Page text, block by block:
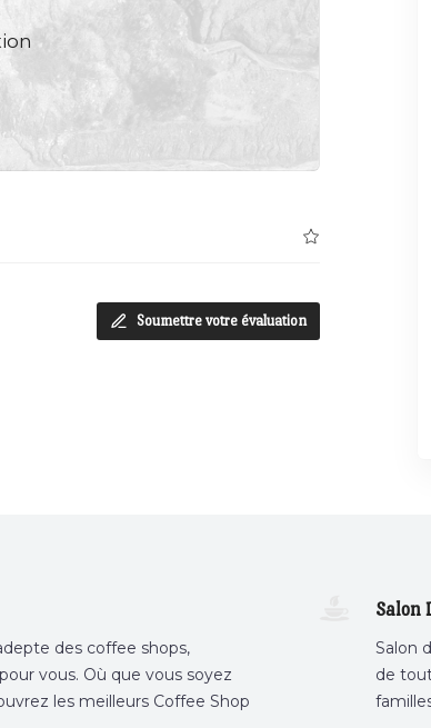
Soumettre votre évaluation
des coffee shops,
vous. Où que vous soyez
les meilleurs Coffee Shop
Salon
Salon
de